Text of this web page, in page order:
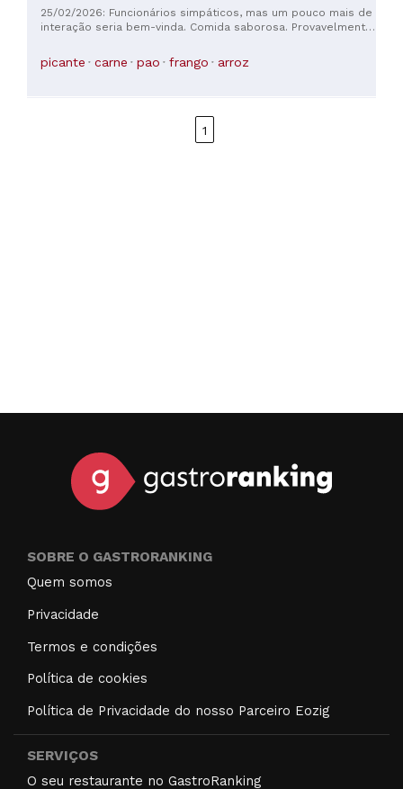
25/02/2026: Funcionários simpáticos, mas um pouco mais de
interação seria bem-vinda. Comida saborosa. Provavelmente
Coimbra. Mas poderia ser melhor.
picante carne pao frango arroz
1
SOBRE O GASTRORANKING
Quem somos
Privacidade
Termos e condições
Política de cookies
Política de Privacidade do nosso Parceiro Eozig
SERVIÇOS
O seu restaurante no GastroRanking